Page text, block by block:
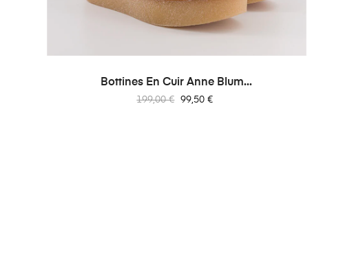
Bottines En Cuir Anne Blum...
Prix
199,00 € Prix
99,50 €